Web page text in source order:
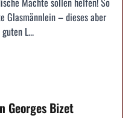
Glasmännlein – dieses aber
L...
Georges Bizet